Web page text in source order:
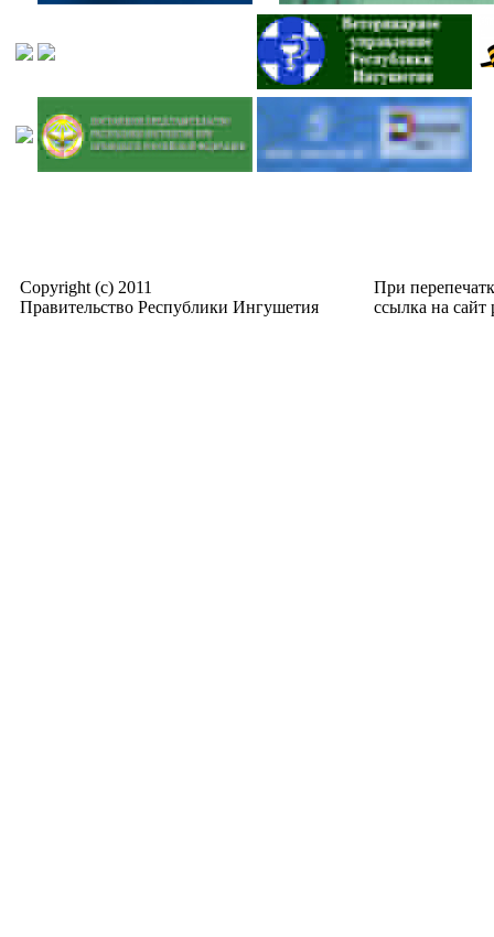
Copyright (c) 2011
Правительство Республики Ингушетия
При
ссылка на сайт